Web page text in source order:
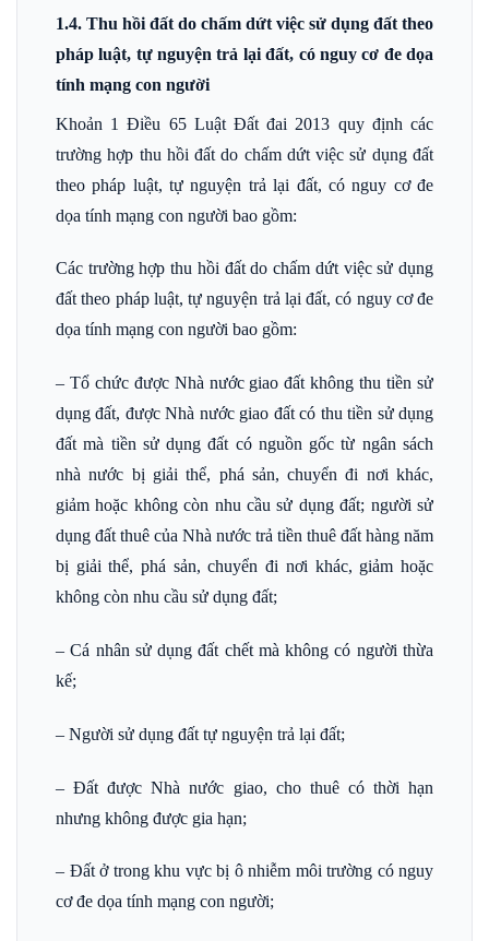
1.4. Thu hồi đất do chấm dứt việc sử dụng đất theo
pháp luật, tự nguyện trả lại đất, có nguy cơ đe dọa
tính mạng con người
Khoản 1 Điều 65 Luật Đất đai 2013 quy định các
trường hợp thu hồi đất do chấm dứt việc sử dụng đất
theo pháp luật, tự nguyện trả lại đất, có nguy cơ đe
dọa tính mạng con người bao gồm:
Các trường hợp thu hồi đất do chấm dứt việc sử dụng
đất theo pháp luật, tự nguyện trả lại đất, có nguy cơ đe
dọa tính mạng con người bao gồm:
– Tổ chức được Nhà nước giao đất không thu tiền sử
dụng đất, được Nhà nước giao đất có thu tiền sử dụng
đất mà tiền sử dụng đất có nguồn gốc từ ngân sách
nhà nước bị giải thể, phá sản, chuyển đi nơi khác,
giảm hoặc không còn nhu cầu sử dụng đất; người sử
dụng đất thuê của Nhà nước trả tiền thuê đất hàng năm
bị giải thể, phá sản, chuyển đi nơi khác, giảm hoặc
không còn nhu cầu sử dụng đất;
– Cá nhân sử dụng đất chết mà không có người thừa
kế;
– Người sử dụng đất tự nguyện trả lại đất;
– Đất được Nhà nước giao, cho thuê có thời hạn
nhưng không được gia hạn;
– Đất ở trong khu vực bị ô nhiễm môi trường có nguy
cơ đe dọa tính mạng con người;